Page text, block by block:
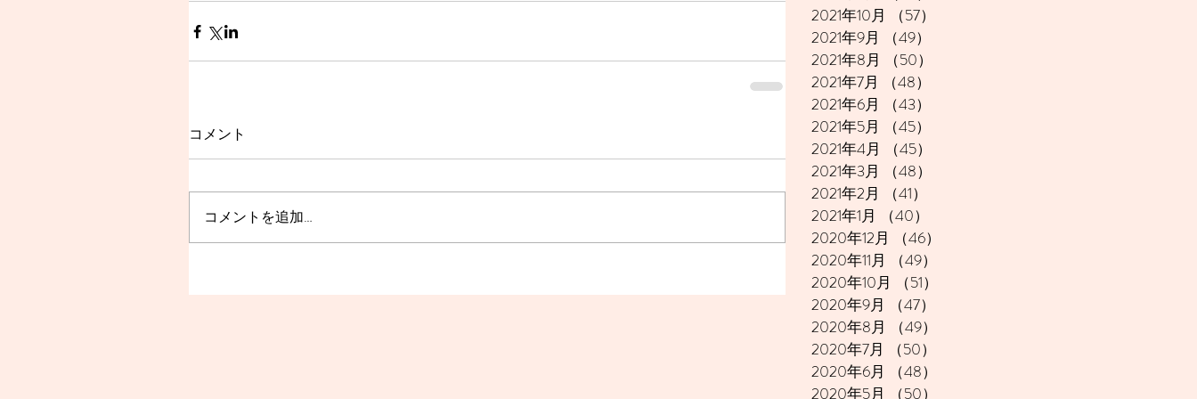
コメント
コメントを追加…
2021年10月
（57）
2021年9月
（49）
2021年8月
（50）
2021年7月
（48）
2021年6月
（43）
2021年5月
（45）
2021年4月
（45）
2021年3月
（48）
2021年2月
（41）
2021年1月
（40）
2020年12月
（46）
2020年11月
（49）
2020年10月
（51）
2020年9月
（47）
2020年8月
（49）
2020年7月
（50）
2020年6月
（48）
2020年5月
（50）